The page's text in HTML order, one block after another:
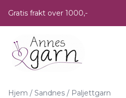
Gratis frakt over 1000,-
Hjem / Sandnes / Paljettgarn